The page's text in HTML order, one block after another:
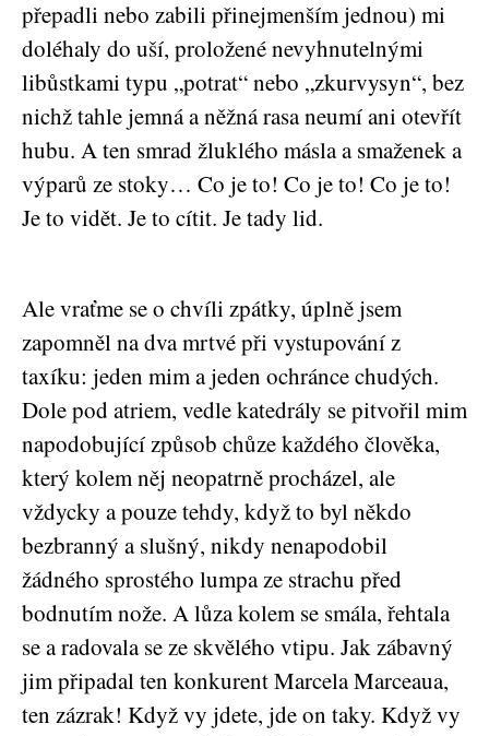
přepadli nebo zabili přinejmenším jednou) mi
doléhaly do uší, proložené nevyhnutelnými
libůstkami typu „potrat“ nebo „zkurvysyn“, bez
nichž tahle jemná a něžná rasa neumí ani otevřít
hubu. A ten smrad žluklého másla a smaženek a
výparů ze stoky… Co je to! Co je to! Co je to!
Je to vidět. Je to cítit. Je tady lid.
Ale vraťme se o chvíli zpátky, úplně jsem
zapomněl na dva mrtvé při vystupování z
taxíku: jeden mim a jeden ochránce chudých.
Dole pod atriem, vedle katedrály se pitvořil mim
napodobující způsob chůze každého člověka,
který kolem něj neopatrně procházel, ale
vždycky a pouze tehdy, když to byl někdo
bezbranný a slušný, nikdy nenapodobil
žádného sprostého lumpa ze strachu před
bodnutím nože. A lůza kolem se smála, řehtala
se a radovala se ze skvělého vtipu. Jak zábavný
jim připadal ten konkurent Marcela Marceaua,
ten zázrak! Když vy jdete, jde on taky. Když vy